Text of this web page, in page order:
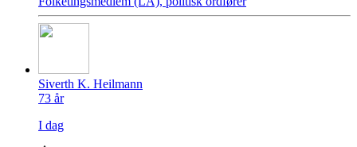
Siverth K. Heilmann
73 år
I dag